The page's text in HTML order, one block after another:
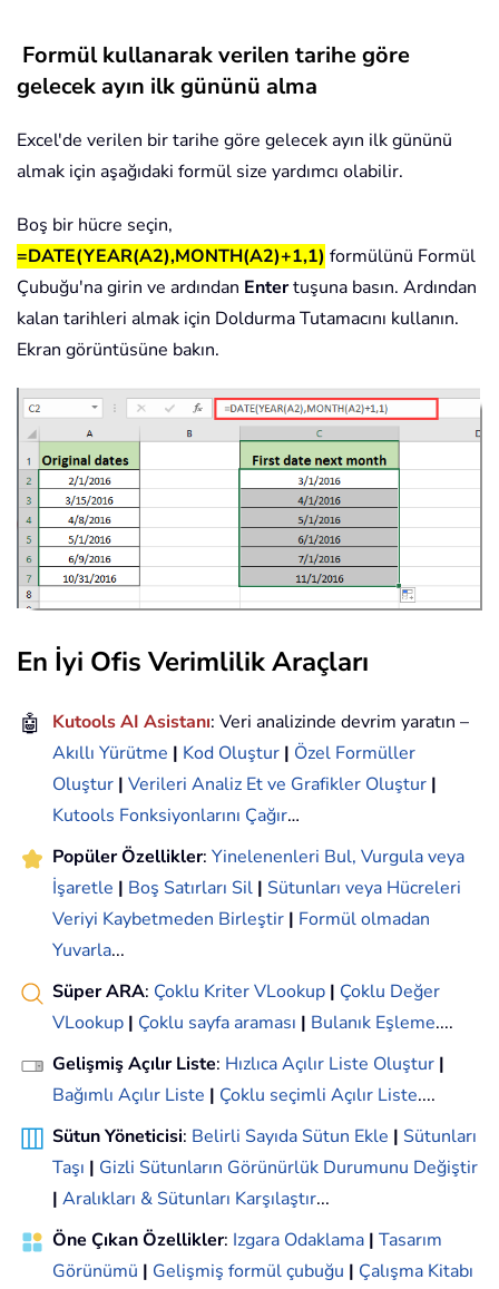
Formül kullanarak verilen tarihe göre
gelecek ayın ilk gününü alma
Excel'de verilen bir tarihe göre gelecek ayın ilk gününü
almak için aşağıdaki formül size yardımcı olabilir.
Boş bir hücre seçin,
=DATE(YEAR(A2),MONTH(A2)+1,1) formülünü Formül
Çubuğu'na girin ve ardından Entertuşuna basın. Ardından
kalan tarihleri almak için Doldurma Tutamacını kullanın.
Ekran görüntüsüne bakın.
En İyi Ofis Verimlilik Araçları
🤖 Kutools AI Asistanı: Veri analizinde devrim yaratın –
Akıllı Yürütme | Kod Oluştur | Özel Formüller
Oluştur | Verileri Analiz Et ve Grafikler Oluştur |
Kutools Fonksiyonlarını Çağır…
Popüler Özellikler: Yinelenenleri Bul, Vurgula veya
İşaretle | Boş Satırları Sil | Sütunları veya Hücreleri
Veriyi Kaybetmeden Birleştir | Formül olmadan
Yuvarla...
Süper ARA: Çoklu Kriter VLookup | Çoklu Değer
VLookup | Çoklu sayfa araması | Bulanık Eşleme....
Gelişmiş Açılır Liste: Hızlıca Açılır Liste Oluştur |
Bağımlı Açılır Liste | Çoklu seçimli Açılır Liste....
Sütun Yöneticisi: Belirli Sayıda Sütun Ekle | Sütunları
Taşı | Gizli Sütunların Görünürlük Durumunu Değiştir
| Aralıkları & Sütunları Karşılaştır...
Öne Çıkan Özellikler: Izgara Odaklama | Tasarım
Görünümü | Gelişmiş formül çubuğu | Çalışma Kitabı